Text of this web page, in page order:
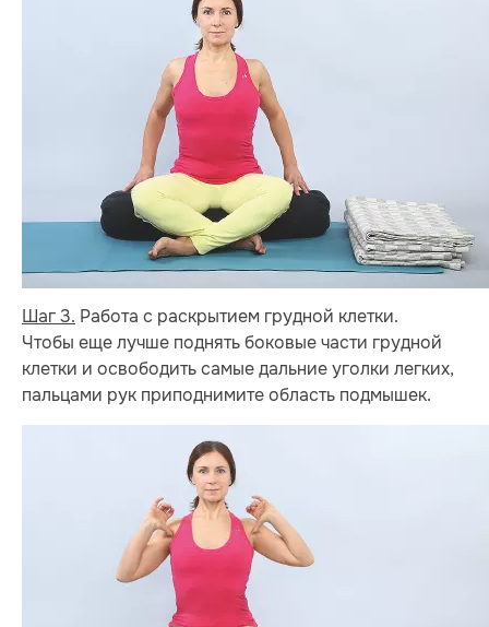
Шаг 3. Работа с раскрытием грудной клетки.
Чтобы еще лучше поднять боковые части грудной
клетки и освободить самые дальние уголки легких,
пальцами рук приподнимите область подмышек.